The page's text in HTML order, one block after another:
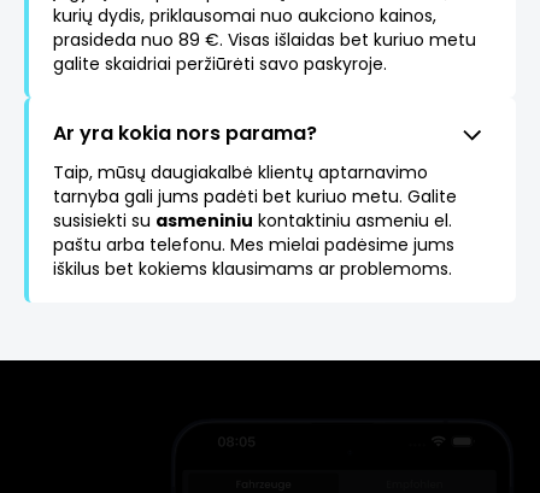
kurių dydis, priklausomai nuo aukciono kainos,
prasideda nuo 89 €. Visas išlaidas bet kuriuo metu
galite skaidriai peržiūrėti savo paskyroje.
Ar yra kokia nors parama?
Taip, mūsų daugiakalbė klientų aptarnavimo
tarnyba gali jums padėti bet kuriuo metu. Galite
susisiekti su asmeniniu kontaktiniu asmeniu el.
paštu arba telefonu. Mes mielai padėsime jums
iškilus bet kokiems klausimams ar problemoms.